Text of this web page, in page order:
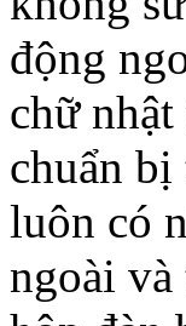
động
chữ
chuẩn
luôn có
ngoài và